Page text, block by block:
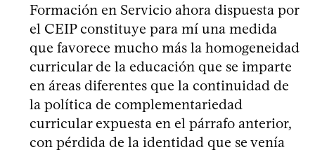
Formación en Servicio ahora dispuesta por
el CEIP constituye para mí una medida
que favorece mucho más la homogeneidad
curricular de la educación que se imparte
en áreas diferentes que la continuidad de
la política de complementariedad
curricular expuesta en el párrafo anterior,
con pérdida de la identidad que se venía